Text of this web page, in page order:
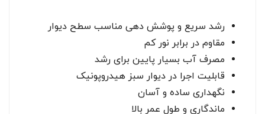
رشد سریع و پوشش دهی مناسب سطح دیوار
مقاوم در برابر نور کم
مصرف آب بسیار پایین برای رشد
قابلیت اجرا در دیوار سبز هیدروپونیک
نگهداری ساده و آسان
ماندگاری و طول عمر بالا